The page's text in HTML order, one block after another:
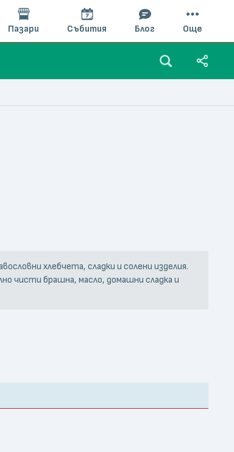
хлебчета, сладки и солени изделия.
чисти брашна, масло, домашни сладка и
Пазари Събития Блог Още